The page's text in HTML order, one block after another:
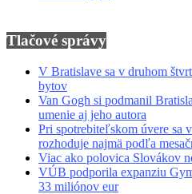
Tlačové správy
V Bratislave sa v druhom
bytov
Van Gogh si podmanil
umenie aj jeho autora
Pri spotrebiteľskom úvere sa
rozhoduje najmä podľa
Viac ako polovica Slovákov
VÚB podporila expanziu
33 miliónov eur